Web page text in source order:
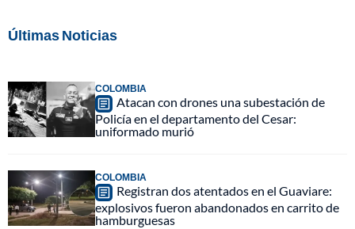
Últimas Noticias
COLOMBIA
Atacan con drones una subestación de
Policía en el departamento del Cesar:
uniformado murió
COLOMBIA
Registran dos atentados en el Guaviare:
explosivos fueron abandonados en carrito de
hamburguesas